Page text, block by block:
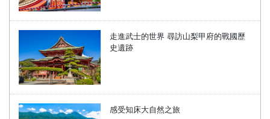
走進武士的世界 尋訪山梨甲府的戰國歷
史遺跡
感受知床大自然之旅